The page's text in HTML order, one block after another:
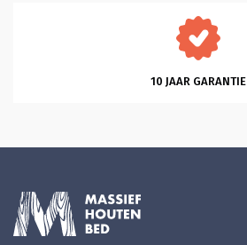
10 JAAR GARANTIE